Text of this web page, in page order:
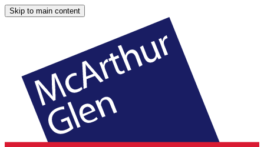
Skip to main content